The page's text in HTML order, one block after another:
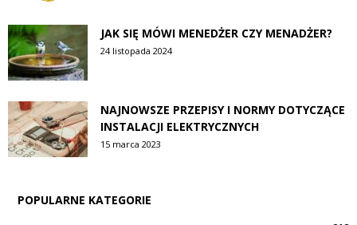
JAK SIĘ MÓWI MENEDŻER CZY MENADŻER?
24 listopada 2024
NAJNOWSZE PRZEPISY I NORMY DOTYCZĄCE
INSTALACJI ELEKTRYCZNYCH
15 marca 2023
POPULARNE KATEGORIE